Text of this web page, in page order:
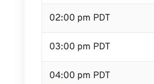
02:00 pm PDT
03:00 pm PDT
04:00 pm PDT